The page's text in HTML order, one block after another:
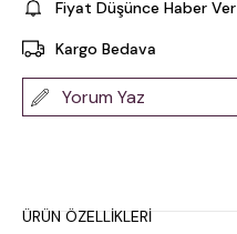
Fiyat Düşünce Haber Ver
Kargo Bedava
Yorum Yaz
ÜRÜN ÖZELLIKLERI